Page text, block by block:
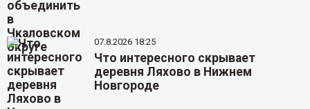
07.8.2026 18:25
Что интересного скрывает
деревня Ляхово в Нижнем
Новгороде